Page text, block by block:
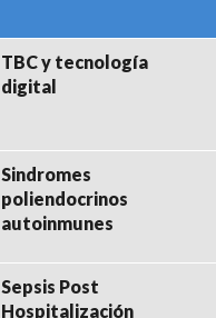
TBC y tecnología
digital
Sindromes
poliendocrinos
autoinmunes
Sepsis Post
Hospitalización